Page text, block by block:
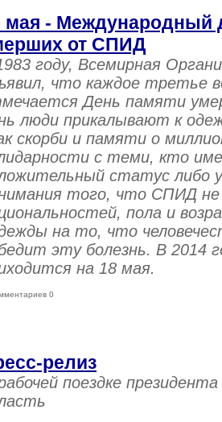
мая - Международный
от СПИД
году, Всемирная
что каждое третье
День памяти
люди прикалывают к
скорби и памяти о
с теми, кто
статус либо
того, что СПИД
пола и
на то, что
эту болезнь. В 2014
на 18 мая.
0
релиз
поездке